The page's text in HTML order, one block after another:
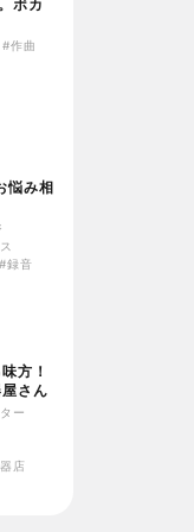
ボカ
#作曲
悩み相
#録音
方！
さん
ー
店